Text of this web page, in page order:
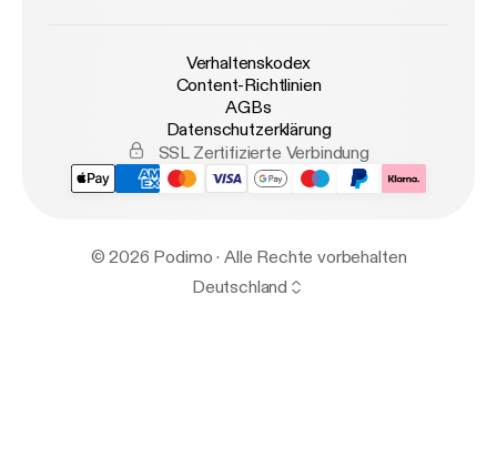
Verhaltenskodex
Content-Richtlinien
AGBs
Datenschutzerklärung
SSL Zertifizierte Verbindung
© 2026 Podimo · Alle Rechte vorbehalten
Deutschland